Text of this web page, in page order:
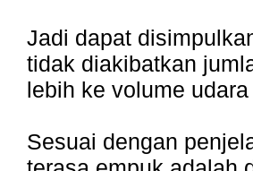
Jadi dapat
tidak diakibatkan
lebih ke volume
Sesuai dengan